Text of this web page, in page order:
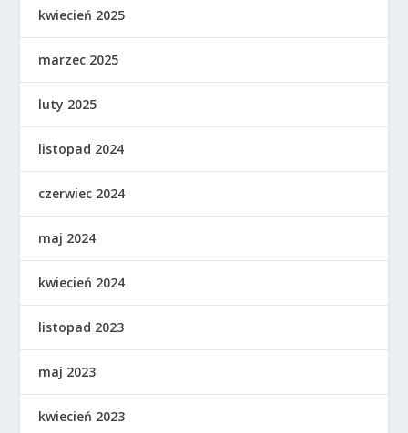
kwiecień 2025
marzec 2025
luty 2025
listopad 2024
czerwiec 2024
maj 2024
kwiecień 2024
listopad 2023
maj 2023
kwiecień 2023